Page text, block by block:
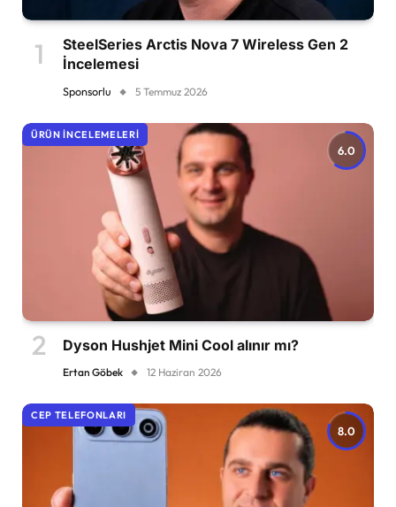
SteelSeries Arctis Nova 7 Wireless Gen 2
İncelemesi
Sponsorlu 5 Temmuz 2026
6.0
ÜRÜN İNCELEMELERI
Dyson Hushjet Mini Cool alınır mı?
Ertan Göbek 12 Haziran 2026
8.0
CEP TELEFONLARI